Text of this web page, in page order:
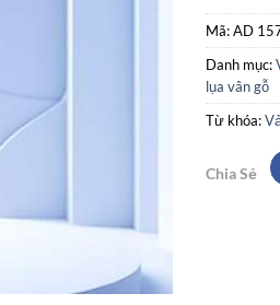
Mã:AD
Danh mục:
lụa vân gỗ
Từ khóa:
Chia Sẻ